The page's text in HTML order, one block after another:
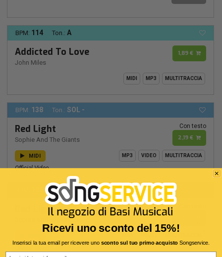
BPM: 114 Ton.: A
Addicted To Love
John Miles
1,89 €
MIDI MP3 MULTITRACCIA
BPM: 138 Ton.: SOL -
Red Light
Sophie And The Giants
Con testo
2,19 €
MIDI MP3 VIDEO MULTITRACCIA
Official Video
Ton.:SOL -
Red Light
Sophie And The Giants
Ricevi uno sconto del 15%!
Inserisci la tua email per ricevere uno sconto sul tuo primo acquistoSongservice.